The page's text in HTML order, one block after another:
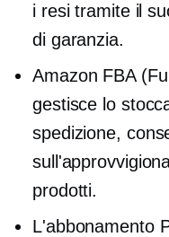
i resi tramite il
di garanzia.
Amazon FBA
gestisce lo
spedizione,
prodotti.
L'abbonamento